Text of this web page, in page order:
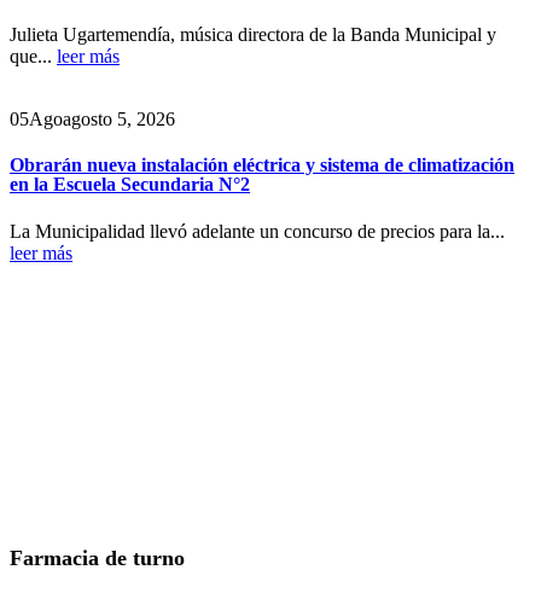
Julieta Ugartemendía, música directora de la Banda Municipal y
que... leer más
05Agoagosto 5, 2026
Obrarán nueva instalación eléctrica y sistema de climatización
en la Escuela Secundaria N°2
La Municipalidad llevó adelante un concurso de precios para la...
leer más
Farmacia de turno